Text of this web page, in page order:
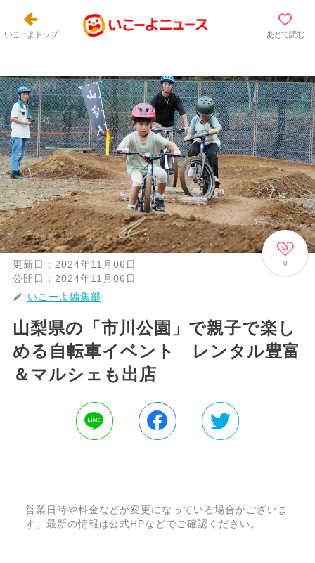
いこーよトップ あとで読む
0
更新日： 2024年11月06日
公開日： 2024年11月06日
いこーよ編集部
山梨県の「市川公園」で親子で楽し
める自転車イベント レンタル豊富
＆マルシェも出店
営業日時や料金などが変更になっている場合がございま
す。最新の情報は公式HPなどでご確認ください。